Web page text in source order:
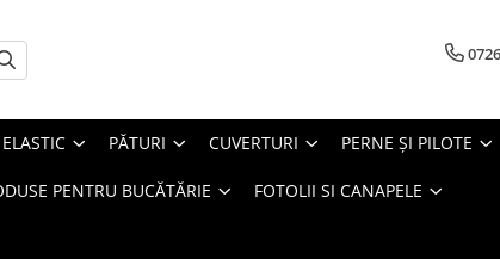
PĂTURI CUVERTURI PERNE ŞI PILOTE
PENTRU BUCĂTĂRIE FOTOLII SI CANAPELE